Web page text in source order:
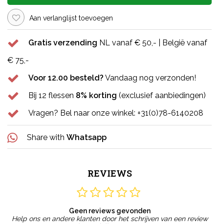
Aan verlanglijst toevoegen
Gratis verzending NL vanaf € 50,- | België vanaf
€ 75,-
Voor 12.00 besteld? Vandaag nog verzonden!
Bij 12 flessen 8% korting (exclusief aanbiedingen)
Vragen? Bel naar onze winkel: +31(0)78-6140208
Share with Whatsapp
REVIEWS
Geen reviews gevonden
Help ons en andere klanten door het schrijven van een review